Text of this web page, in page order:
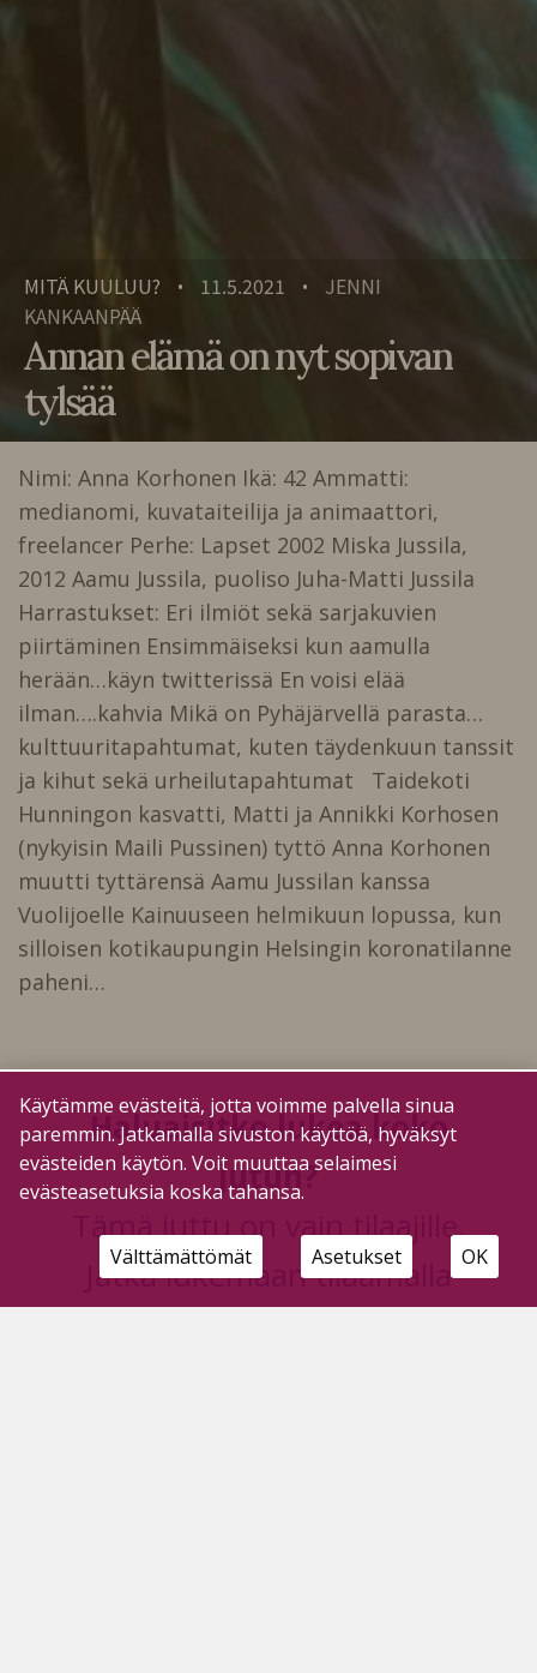
MITÄ KUULUU? • 11.5.2021 •
JENNI
KANKAANPÄÄ
Annan elämä on nyt sopivan
tylsää
Nimi: Anna Korhonen Ikä: 42 Ammatti:
medianomi, kuvataiteilija ja animaattori,
freelancer Perhe: Lapset 2002 Miska Jussila,
2012 Aamu Jussila, puoliso Juha-Matti Jussila
Harrastukset: Eri ilmiöt sekä sarjakuvien
piirtäminen Ensimmäiseksi kun aamulla
herään…käyn twitterissä En voisi elää
ilman….kahvia Mikä on Pyhäjärvellä parasta…
kulttuuritapahtumat, kuten täydenkuun tanssit
ja kihut sekä urheilutapahtumat Taidekoti
Hunningon kasvatti, Matti ja Annikki Korhosen
(nykyisin Maili Pussinen) tyttö Anna Korhonen
muutti tyttärensä Aamu Jussilan kanssa
Vuolijoelle Kainuuseen helmikuun lopussa, kun
silloisen kotikaupungin Helsingin koronatilanne
paheni…
Haluaisitko lukea koko
jutun?
Tämä juttu on vain tilaajille.
Jatka lukemaan tilaamalla
Käytämme evästeitä, jotta voimme palvella sinua
paremmin. Jatkamalla sivuston käyttöä, hyväksyt
evästeiden käytön. Voit muuttaa selaimesi
evästeasetuksia koska tahansa.
Välttämättömät Asetukset OK